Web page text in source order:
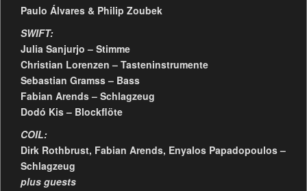
Paulo Álvares & Philip Zoubek
SWIFT:
Julia Sanjurjo – Stimme
Christian Lorenzen – Tasteninstrumente
Sebastian Gramss – Bass
Fabian Arends – Schlagzeug
Dodó Kis – Blockflöte
COIL:
Dirk Rothbrust, Fabian Arends, Enyalos Papadopoulos –
Schlagzeug
plus guests